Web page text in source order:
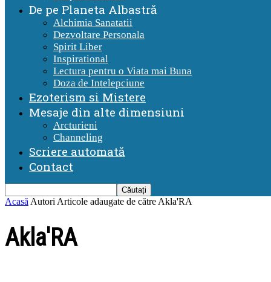
De pe Planeta Albastră
Alchimia Sanatatii
Dezvoltare Personala
Spirit Liber
Inspirational
Lectura pentru o Viata mai Buna
Doza de Intelepciune
Ezoterism si Mistere
Mesaje din alte dimensiuni
Arcturieni
Channeling
Scriere automată
Contact
Acasă Autori Articole adaugate de către Akla'RA
Akla'RA